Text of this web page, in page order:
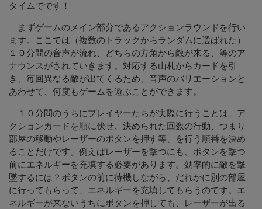
タイムでです！
まずゲームのメイン部分であるアクションラウンドを行い
ます。ここでは（複数のトラックからランダムに選ばれた）
１０分間の音声が流れ、どちらの方角から敵が来る、等のア
ナウンスがされていきます。対応する山札からカードを引
き、毎回異なる敵が出てくるため、音声のバリエーションと
あわせて、何度もゲームを遊ぶことができます。
１０分間のうちにプレイヤーたちが実際に行うことは、ア
クションカードを順に伏せ、決められた回数の行動、つまり
部屋の移動やレーザーのボタンを押す等、を行う順番を決め
ることだけです。例えばレーザーを撃つにも、ボタンを撃つ
前にエネルギーを充填する必要があります。効率的に敵を撃
墜するには？ボタンの前に待機しながら、だれかに別の部屋
に行ってもらって、エネルギーを充填してもらうのです。エ
ネルギーが来ないうちにボタンを押しても、レーザーが出る